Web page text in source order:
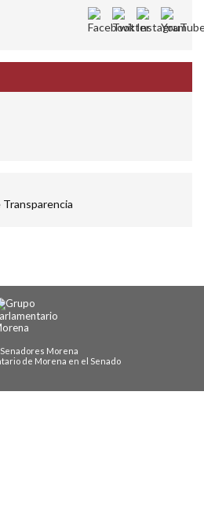
Senadores Morena
de Morena en el Senado